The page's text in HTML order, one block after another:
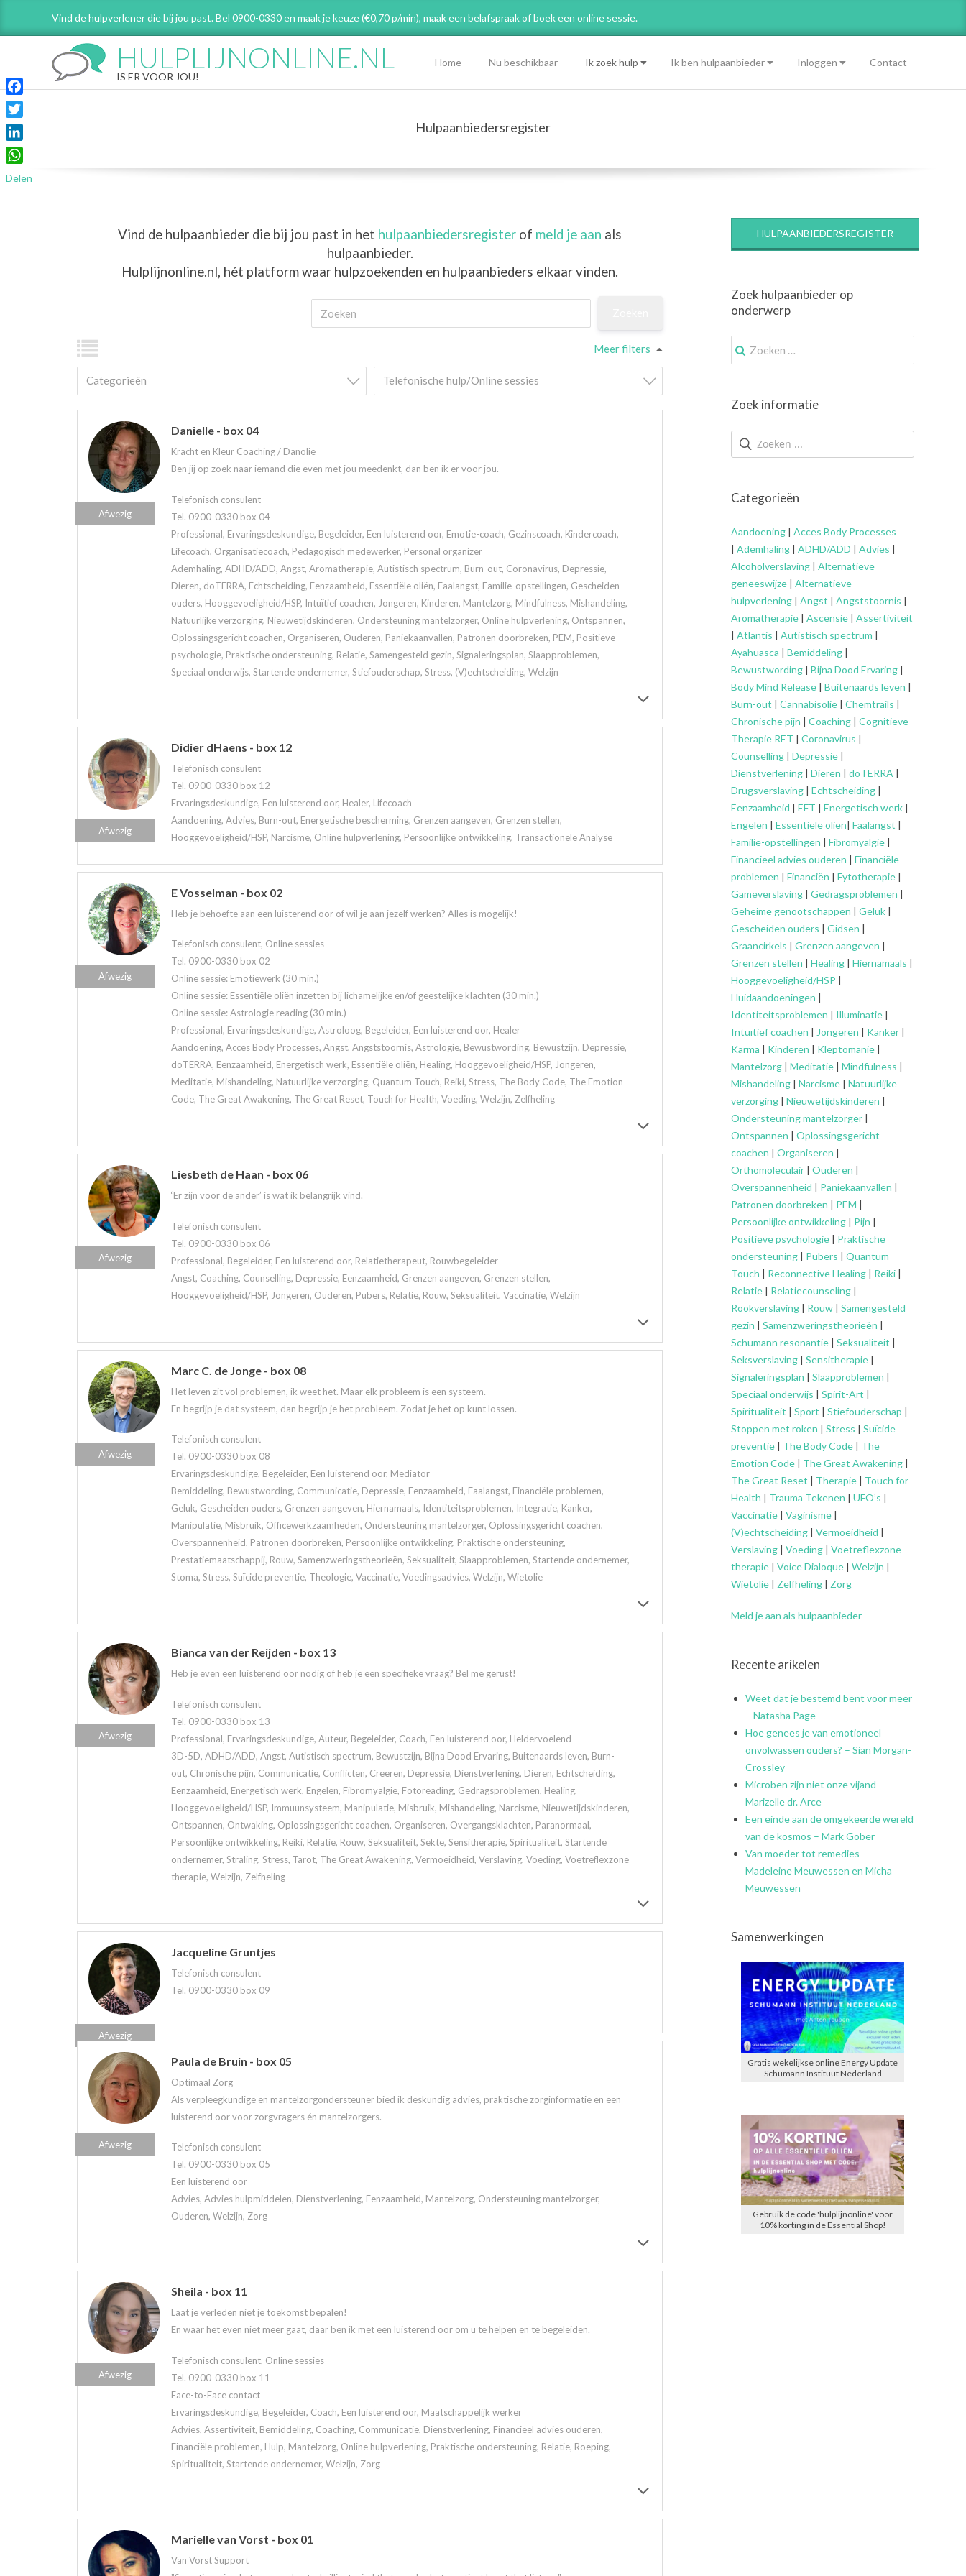
Vind de hulpverlener die bij jou past. Bel 0900-0330 en maak je keuze (€0,70 p/min), maak een belafspraakof boek een online sessie.
HULPLIJNONLINE.NL
IS ER VOOR JOU!
Menu
Home Nu beschikbaar Ik zoek hulp Ik ben hulpaanbieder Inloggen Contact
Hulpaanbiedersregister
Vind de hulpaanbieder die bij jou past in het hulpaanbiedersregister of meld je aan als
hulpaanbieder.
Hulplijnonline.nl, hét platform waar hulpzoekenden en hulpaanbieders elkaar vinden.
Meer filters
Categorieën Telefonische hulp/Online sessies
Danielle - box 04
Kracht en Kleur Coaching / Danolie
Ben jij op zoek naar iemand die even met jou meedenkt, dan ben ik er voor jou.
Telefonisch consulent
Tel. 0900-0330 box 04
Professional, Ervaringsdeskundige, Begeleider, Een luisterend oor, Emotie-coach, Gezinscoach, Kindercoach,
Lifecoach, Organisatiecoach, Pedagogisch medewerker, Personal organizer
Ademhaling, ADHD/ADD, Angst, Aromatherapie, Autistisch spectrum, Burn-out, Coronavirus, Depressie,
Dieren, doTERRA, Echtscheiding, Eenzaamheid, Essentiële oliën, Faalangst, Familie-opstellingen, Gescheiden
ouders, Hooggevoeligheid/HSP, Intuïtief coachen, Jongeren, Kinderen, Mantelzorg, Mindfulness, Mishandeling,
Natuurlijke verzorging, Nieuwetijdskinderen, Ondersteuning mantelzorger, Online hulpverlening, Ontspannen,
Oplossingsgericht coachen, Organiseren, Ouderen, Paniekaanvallen, Patronen doorbreken, PEM, Positieve
psychologie, Praktische ondersteuning, Relatie, Samengesteld gezin, Signaleringsplan, Slaapproblemen,
Speciaal onderwijs, Startende ondernemer, Stiefouderschap, Stress, (V)echtscheiding, Welzijn
Afwezig
Didier dHaens - box 12
Telefonisch consulent
Tel. 0900-0330 box 12
Ervaringsdeskundige, Een luisterend oor, Healer, Lifecoach
Aandoening, Advies, Burn-out, Energetische bescherming, Grenzen aangeven, Grenzen stellen,
Hooggevoeligheid/HSP, Narcisme, Online hulpverlening, Persoonlijke ontwikkeling, Transactionele Analyse
Afwezig
E Vosselman - box 02
Heb je behoefte aan een luisterend oor of wil je aan jezelf werken? Alles is mogelijk!
Telefonisch consulent, Online sessies
Tel. 0900-0330 box 02
Online sessie: Emotiewerk (30 min.)
Online sessie: Essentiële oliën inzetten bij lichamelijke en/of geestelijke klachten (30 min.)
Online sessie: Astrologie reading (30 min.)
Professional, Ervaringsdeskundige, Astroloog, Begeleider, Een luisterend oor, Healer
Aandoening, Acces Body Processes, Angst, Angststoornis, Astrologie, Bewustwording, Bewustzijn, Depressie,
doTERRA, Eenzaamheid, Energetisch werk, Essentiële oliën, Healing, Hooggevoeligheid/HSP, Jongeren,
Meditatie, Mishandeling, Natuurlijke verzorging, Quantum Touch, Reiki, Stress, The Body Code, The Emotion
Code, The Great Awakening, The Great Reset, Touch for Health, Voeding, Welzijn, Zelfheling
Afwezig
Liesbeth de Haan - box 06
‘Er zijn voor de ander’ is wat ik belangrijk vind.
Telefonisch consulent
Tel. 0900-0330 box 06
Professional, Begeleider, Een luisterend oor, Relatietherapeut, Rouwbegeleider
Angst, Coaching, Counselling, Depressie, Eenzaamheid, Grenzen aangeven, Grenzen stellen,
Hooggevoeligheid/HSP, Jongeren, Ouderen, Pubers, Relatie, Rouw, Seksualiteit, Vaccinatie, Welzijn
Afwezig
Marc C. de Jonge - box 08
Het leven zit vol problemen, ik weet het. Maar elk probleem is een systeem.
En begrijp je dat systeem, dan begrijp je het probleem. Zodat je het op kunt lossen.
Telefonisch consulent
Tel. 0900-0330 box 08
Ervaringsdeskundige, Begeleider, Een luisterend oor, Mediator
Bemiddeling, Bewustwording, Communicatie, Depressie, Eenzaamheid, Faalangst, Financiële problemen,
Geluk, Gescheiden ouders, Grenzen aangeven, Hiernamaals, Identiteitsproblemen, Integratie, Kanker,
Manipulatie, Misbruik, Officewerkzaamheden, Ondersteuning mantelzorger, Oplossingsgericht coachen,
Overspannenheid, Patronen doorbreken, Persoonlijke ontwikkeling, Praktische ondersteuning,
Prestatiemaatschappij, Rouw, Samenzweringstheorieën, Seksualiteit, Slaapproblemen, Startende ondernemer,
Stoma, Stress, Suïcide preventie, Theologie, Vaccinatie, Voedingsadvies, Welzijn, Wietolie
Afwezig
Bianca van der Reijden - box 13
Heb je even een luisterend oor nodig of heb je een specifieke vraag? Bel me gerust!
Telefonisch consulent
Tel. 0900-0330 box 13
Professional, Ervaringsdeskundige, Auteur, Begeleider, Coach, Een luisterend oor, Heldervoelend
3D-5D, ADHD/ADD, Angst, Autistisch spectrum, Bewustzijn, Bijna Dood Ervaring, Buitenaards leven, Burn-
out, Chronische pijn, Communicatie, Conflicten, Creëren, Depressie, Dienstverlening, Dieren, Echtscheiding,
Eenzaamheid, Energetisch werk, Engelen, Fibromyalgie, Fotoreading, Gedragsproblemen, Healing,
Hooggevoeligheid/HSP, Immuunsysteem, Manipulatie, Misbruik, Mishandeling, Narcisme, Nieuwetijdskinderen,
Ontspannen, Ontwaking, Oplossingsgericht coachen, Organiseren, Overgangsklachten, Paranormaal,
Persoonlijke ontwikkeling, Reiki, Relatie, Rouw, Seksualiteit, Sekte, Sensitherapie, Spiritualiteit, Startende
ondernemer, Straling, Stress, Tarot, The Great Awakening, Vermoeidheid, Verslaving, Voeding, Voetreflexzone
therapie, Welzijn, Zelfheling
Afwezig
Jacqueline Gruntjes
Telefonisch consulent
Tel. 0900-0330 box 09
Afwezig
Paula de Bruin - box 05
Optimaal Zorg
Als verpleegkundige en mantelzorgondersteuner bied ik deskundig advies, praktische zorginformatie en een
luisterend oor voor zorgvragers én mantelzorgers.
Telefonisch consulent
Tel. 0900-0330 box 05
Een luisterend oor
Advies, Advies hulpmiddelen, Dienstverlening, Eenzaamheid, Mantelzorg, Ondersteuning mantelzorger,
Ouderen, Welzijn, Zorg
Afwezig
Sheila - box 11
Laat je verleden niet je toekomst bepalen!
En waar het even niet meer gaat, daar ben ik met een luisterend oor om u te helpen en te begeleiden.
Telefonisch consulent, Online sessies
Tel. 0900-0330 box 11
Face-to-Face contact
Ervaringsdeskundige, Begeleider, Coach, Een luisterend oor, Maatschappelijk werker
Advies, Assertiviteit, Bemiddeling, Coaching, Communicatie, Dienstverlening, Financieel advies ouderen,
Financiële problemen, Hulp, Mantelzorg, Online hulpverlening, Praktische ondersteuning, Relatie, Roeping,
Spiritualiteit, Startende ondernemer, Welzijn, Zorg
Afwezig
Marielle van Vorst - box 01
Van Vorst Support
HULPAANBIEDERSREGISTER
Zoek hulpaanbieder op
onderwerp
Zoek
naar:
Zoek informatie
Categorieën
Aandoening | Acces Body Processes
| Ademhaling | ADHD/ADD | Advies |
Alcoholverslaving | Alternatieve
geneeswijze | Alternatieve
hulpverlening | Angst | Angststoornis |
Aromatherapie | Ascensie | Assertiviteit
| Atlantis | Autistisch spectrum |
Ayahuasca | Bemiddeling |
Bewustwording | Bijna Dood Ervaring |
Body Mind Release | Buitenaards leven |
Burn-out | Cannabisolie | Chemtrails |
Chronische pijn | Coaching | Cognitieve
Therapie RET | Coronavirus |
Counselling | Depressie |
Dienstverlening | Dieren | doTERRA |
Drugsverslaving | Echtscheiding |
Eenzaamheid | EFT | Energetisch werk |
Engelen | Essentiële oliën| Faalangst |
Familie-opstellingen | Fibromyalgie |
Financieel advies ouderen | Financiële
problemen | Financiën | Fytotherapie |
Gameverslaving | Gedragsproblemen |
Geheime genootschappen | Geluk |
Gescheiden ouders | Gidsen |
Graancirkels | Grenzen aangeven |
Grenzen stellen | Healing | Hiernamaals |
Hooggevoeligheid/HSP |
Huidaandoeningen |
Identiteitsproblemen | Illuminatie |
Intuïtief coachen | Jongeren | Kanker |
Karma | Kinderen | Kleptomanie |
Mantelzorg | Meditatie | Mindfulness |
Mishandeling | Narcisme | Natuurlijke
verzorging | Nieuwetijdskinderen |
Ondersteuningmantelzorger |
Ontspannen | Oplossingsgericht
coachen | Organiseren |
Orthomoleculair | Ouderen |
Overspannenheid | Paniekaanvallen |
Patronen doorbreken | PEM |
Persoonlijke ontwikkeling | Pijn |
Positieve psychologie | Praktische
ondersteuning | Pubers | Quantum
Touch | Reconnective Healing | Reiki |
Relatie | Relatiecounseling |
Rookverslaving | Rouw | Samengesteld
gezin | Samenzweringstheorieën |
Schumann resonantie | Seksualiteit |
Seksverslaving | Sensitherapie |
Signaleringsplan | Slaapproblemen |
Speciaal onderwijs | Spirit-Art |
Spiritualiteit | Sport | Stiefouderschap |
Stoppen met roken | Stress | Suïcide
preventie | The Body Code | The
Emotion Code | The Great Awakening |
The Great Reset | Therapie | Touch for
Health | Trauma Tekenen | UFO’s |
Vaccinatie | Vaginisme |
(V)echtscheiding | Vermoeidheid |
Verslaving | Voeding | Voetreflexzone
therapie | Voice Dialoque | Welzijn |
Wietolie | Zelfheling | Zorg
Meld je aan als hulpaanbieder
Recente arikelen
Weet dat je bestemd bent voor meer
– Natasha Page
Hoe genees je van emotioneel
onvolwassen ouders? – Sian Morgan-
Crossley
Microben zijn niet onze vijand –
Marizelle dr. Arce
Een einde aan de omgekeerde wereld
van de kosmos – Mark Gober
Van moeder tot remedies –
Madeleine Meuwessen en Micha
Meuwessen
Samenwerkingen
Gratis wekelijkse online Energy Update
Schumann Instituut Nederland
Gebruik de code 'hulplijnonline' voor
10% korting in de Essential Shop!
Facebook
Twitter
LinkedIn
WhatsApp
Delen